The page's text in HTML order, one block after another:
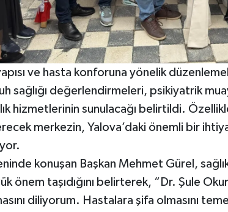
ve hasta konforuna yönelik
sağlığı değerlendirmeleri, psikiyatrik
hizmetlerinin sunulacağı belirtildi.
merkezin, Yalova’daki önemli bir
konuşan Başkan Mehmet Gürel,
önem taşıdığını belirterek, “Dr. Şule
diliyorum. Hastalara şifa olmasını